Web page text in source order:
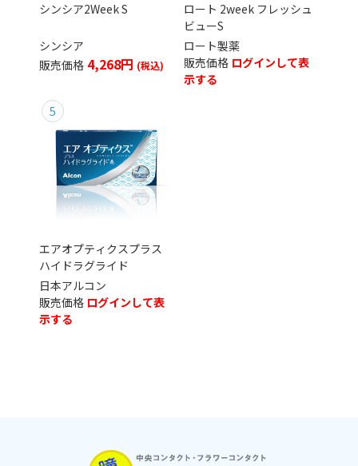
シンシア2Week S
シンシア
4,268円
ロート 2week フレッシュ
ビューS
ロート製薬
ログインして表
示する
エアオプティクスプラス
ハイドラグライド
日本アルコン
ログインして表
示する